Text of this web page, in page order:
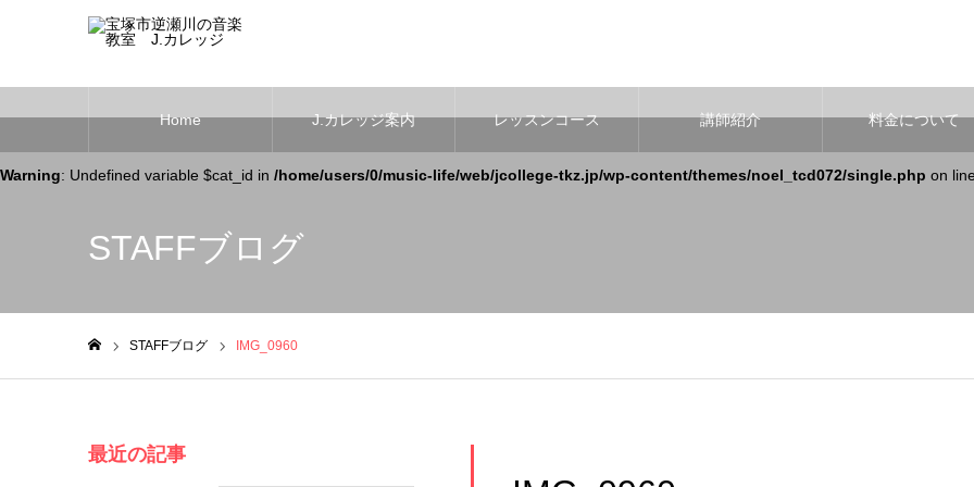
Home J.カレッジ案内 レッスンコース 講師紹介 料金について
Warning: Undefined variable $cat_id in /home/users/0/music-life/web/jcollege-tkz.jp/wp-content/themes/noel_tcd072/single.php on line
STAFFブログ
STAFFブログ IMG_0960
最近の記事